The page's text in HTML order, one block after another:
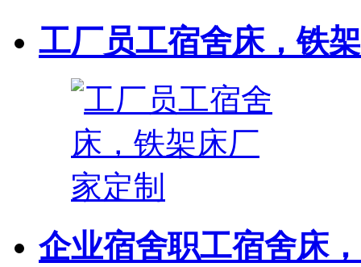
工厂员工宿舍床，铁
企业宿舍职工宿舍床